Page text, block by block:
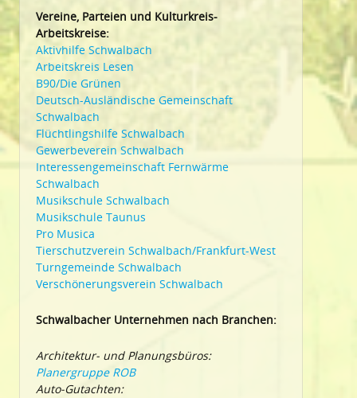
Vereine, Parteien und Kulturkreis-
Arbeitskreise:
Aktivhilfe Schwalbach
Arbeitskreis Lesen
B90/Die Grünen
Deutsch-Ausländische Gemeinschaft
Schwalbach
Flüchtlingshilfe Schwalbach
Gewerbeverein Schwalbach
Interessengemeinschaft Fernwärme
Schwalbach
Musikschule Schwalbach
Musikschule Taunus
Pro Musica
Tierschutzverein Schwalbach/Frankfurt-West
Turngemeinde Schwalbach
Verschönerungsverein Schwalbach
Schwalbacher Unternehmen nach Branchen:
Architektur- und Planungsbüros:
Planergruppe ROB
Auto-Gutachten: